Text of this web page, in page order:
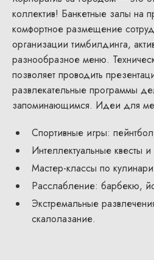
коллектив! Банкетные залы на
комфортное размещение
организации тимбилдинга,
разнообразное меню.
позволяет проводить
развлекательные программы
запоминающимся. Идеи для
Спортивные игры:
Интеллектуальные квесты
Мастер-классы по
Расслабление: барбекю,
Экстремальные
скалолазание.